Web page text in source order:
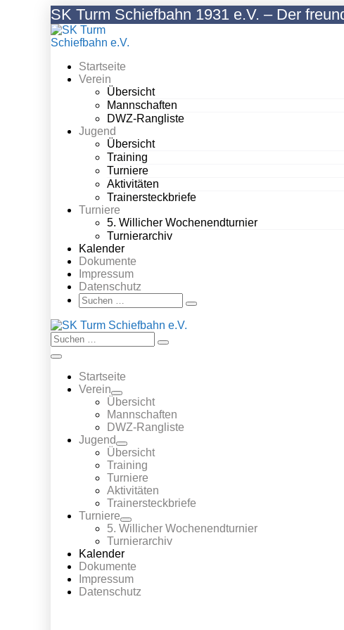
SK Turm Schiefbahn 1931 e.V. – Der
Startseite
Verein
Übersicht
Mannschaften
DWZ-Rangliste
Jugend
Übersicht
Training
Turniere
Aktivitäten
Trainersteckbriefe
Turniere
5. Willicher Wochenendturnier
Turnierarchiv
Kalender
Dokumente
Impressum
Datenschutz
Suche-
Schalter
Suchen
nach:
Suche-
Schalter
Suchen
nach:
Menü-
SchalterStartseite
Verein
Menü-
Schalter
Übersicht
Mannschaften
DWZ-Rangliste
Jugend
Menü-
Schalter
Übersicht
Training
Turniere
Aktivitäten
Trainersteckbriefe
Turniere
Menü-
Schalter
5. Willicher Wochenendturnier
Turnierarchiv
Kalender
Dokumente
Impressum
Datenschutz